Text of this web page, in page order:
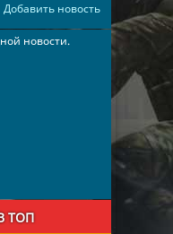
Добавить новость
новости.
ТОП